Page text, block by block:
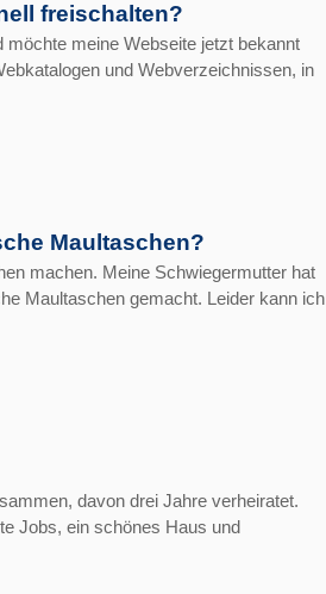
freischalten?
möchte meine Webseite jetzt bekannt
und Webverzeichnissen, in
Maultaschen?
machen. Meine Schwiegermutter hat
Maultaschen gemacht. Leider kann ich
davon drei Jahre verheiratet.
Jobs, ein schönes Haus und